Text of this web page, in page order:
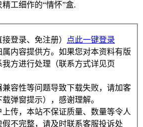
工细作的“情怀”盒.
登录、免注册）
点此一键登录
内容提供方。如果您对本资料有版
方进行处理（联系方式详见页
容性等问题导致下载失败，请加客
弹窗提示），感谢理解。
传，本站不保证质量、数量等令人
不完整，请及时联系客服投诉处